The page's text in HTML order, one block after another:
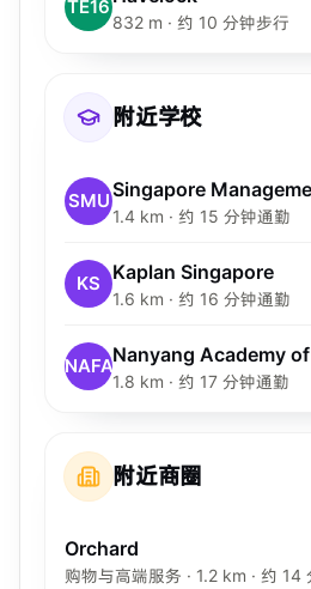
TE16
832 m · 约 10 分钟步行
附近学校
SMUSingapore
1.4 km · 约 15 分钟通勤
KS Kaplan Singapore
1.6 km · 约 16 分钟通勤
NAFANanyang Academy
1.8 km · 约 17 分钟通勤
附近商圈
Orchard
购物与高端服务 · 1.2 km · 约 14